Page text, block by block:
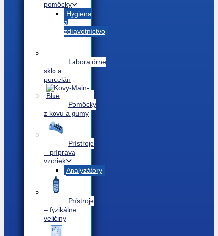
pomôcky
Hygiena
a
zdravotníctvo
Laboratórne
sklo a
porcelán
Pomôcky
z kovu a gumy
Prístroje
– príprava
vzoriek
Analyzátory
Prístroje
– fyzikálne
veličiny